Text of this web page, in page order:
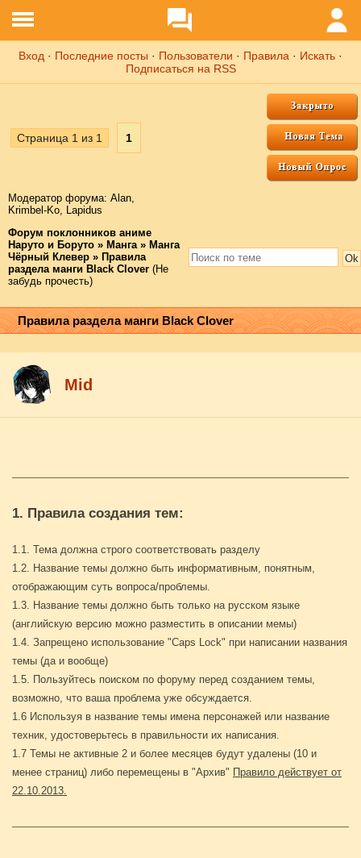
Вход · Последние посты · Пользователи · Правила · Искать ·
Подписаться на RSS
Страница 1 из 1 1
Модератор форума: Аlаn,
Krimbel-Ko, Lapidus
Форум поклонников аниме
Наруто и Боруто » Манга » Манга
Чёрный Клевер » Правила
раздела манги Black Clover (Не
забудь прочесть)
Правила раздела манги Black Clover
Mid
1. Правила создания тем:
1.1. Тема должна строго соответствовать разделу
1.2. Название темы должно быть информативным, понятным,
отображающим суть вопроса/проблемы.
1.3. Название темы должно быть только на русском языке
(английскую версию можно разместить в описании мемы)
1.4. Запрещено использование "Caps Lock" при написании названия
темы (да и вообще)
1.5. Пользуйтесь поиском по форуму перед созданием темы,
возможно, что ваша проблема уже обсуждается.
1.6 Используя в название темы имена персонажей или название
техник, удостоверьтесь в правильности их написания.
1.7 Темы не активные 2 и более месяцев будут удалены (10 и
менее страниц) либо перемещены в "Архив" Правило действует от
22.10.2013.